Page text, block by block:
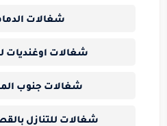
شغالات
شغالات اوغنديات
شغالات جنوب
شغالات للتنازل